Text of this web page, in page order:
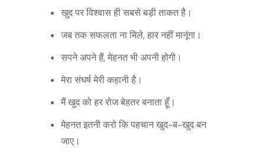
खुद पर विश्वास ही सबसे बड़ी ताकत है।
जब तक सफलता ना मिले, हार नहीं मानूंगा।
सपने अपने हैं, मेहनत भी अपनी होगी।
मेरा संघर्ष मेरी कहानी है।
मैं खुद को हर रोज बेहतर बनाता हूँ।
मेहनत इतनी करो कि पहचान खुद-ब-खुद बन
जाए।